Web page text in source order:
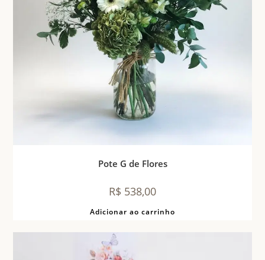
Pote G de Flores
R$ 538,00
Adicionar ao carrinho